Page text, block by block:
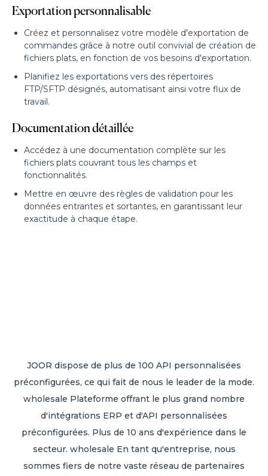
Exportation personnalisable
Créez et personnalisez votre modèle d'exportation de
commandes grâce à notre outil convivial de création de
fichiers plats, en fonction de vos besoins d'exportation.
Planifiez les exportations vers des répertoires
FTP/SFTP désignés, automatisant ainsi votre flux de
travail.
Documentation détaillée
Accédez à une documentation complète sur les
fichiers plats couvrant tous les champs et
fonctionnalités.
Mettre en œuvre des règles de validation pour les
données entrantes et sortantes, en garantissant leur
exactitude à chaque étape.
JOOR dispose de plus de 100 API personnalisées
préconfigurées, ce qui fait de nous le leader de la mode.
wholesale Plateforme offrant le plus grand nombre
d'intégrations ERP et d'API personnalisées
préconfigurées. Plus de 10 ans d'expérience dans le
secteur. wholesale En tant qu'entreprise, nous
sommes fiers de notre vaste réseau de partenaires